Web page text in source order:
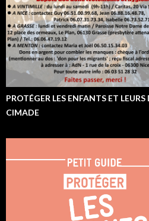
PROTÉGER LES ENFANTS ET
CIMADE